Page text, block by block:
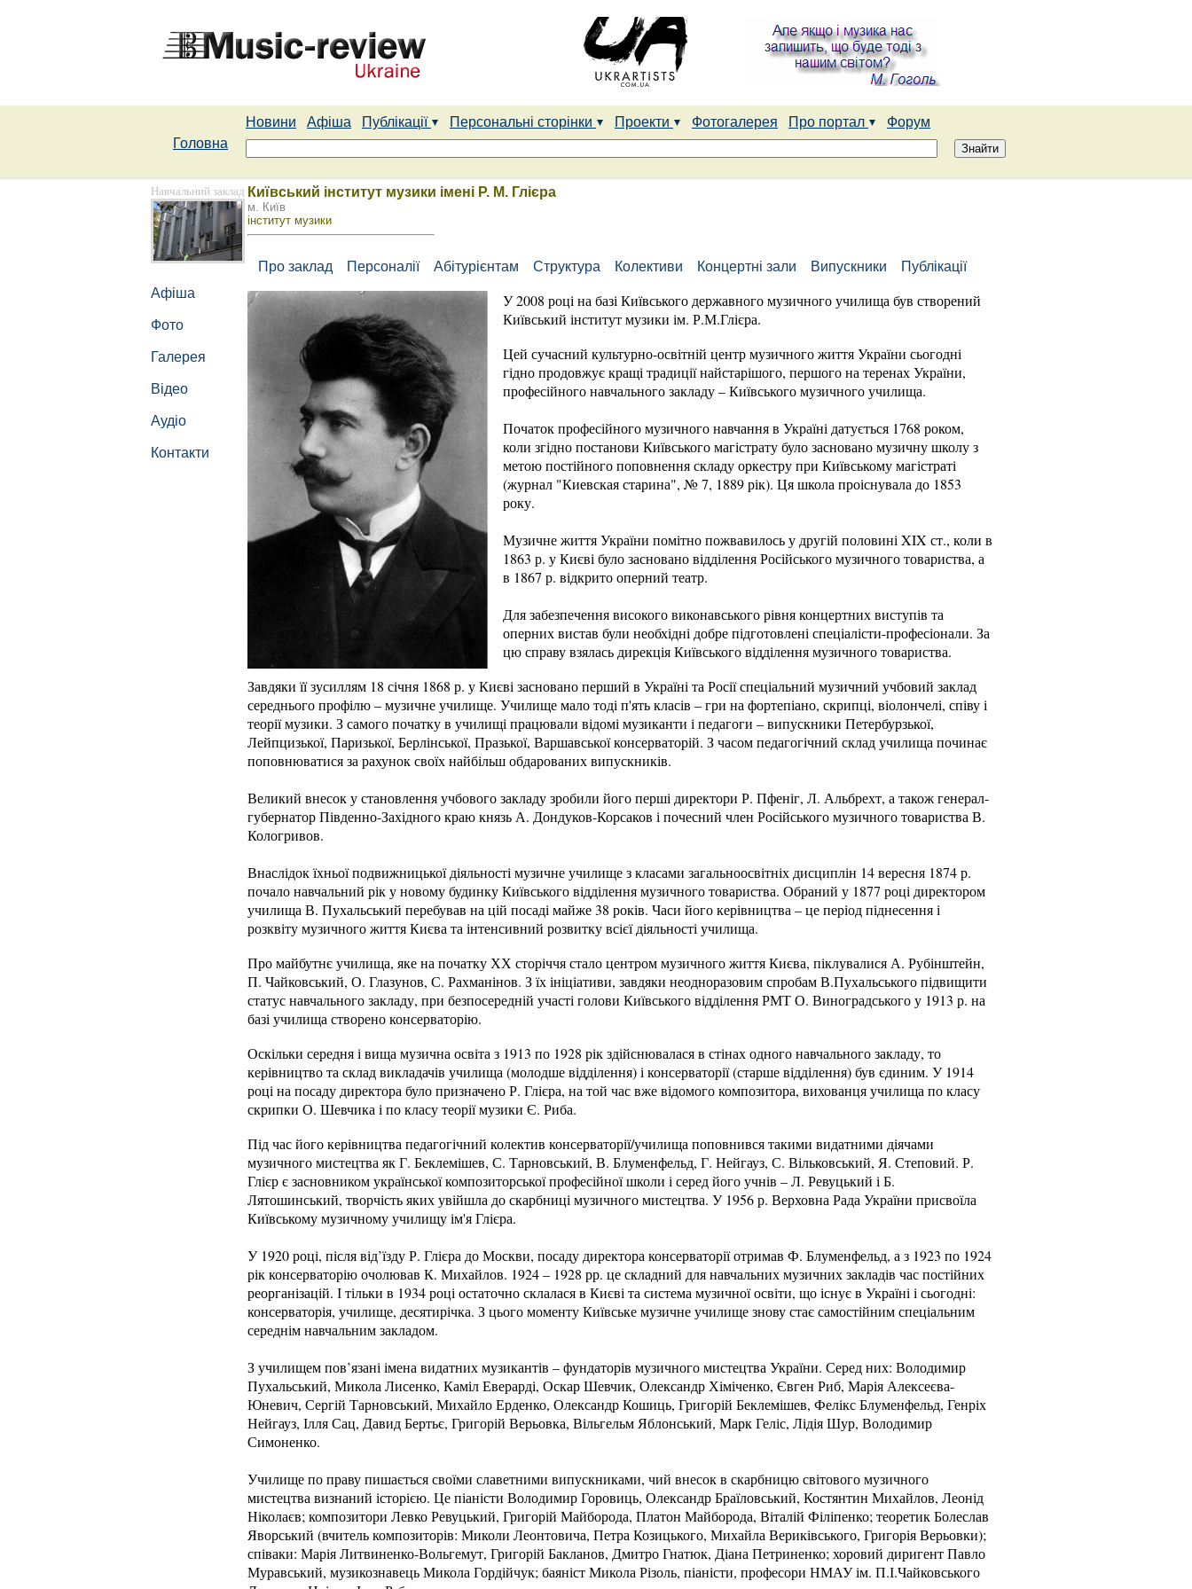
Новини Афіша Публікації Персональні сторінки Проекти Фотогалерея Про портал
Форум
Головна
Навчальний заклад
Афіша
Фото
Галерея
Відео
Аудіо
Контакти
Київський інститут музики імені Р. М. Глієра
м. Київ
інститут музики
Про заклад Персоналії Абітурієнтам Структура Колективи Концертні зали Випускники Публікації
У 2008 році на базі Київського державного музичного училища був створений
Київський інститут музики ім. Р.М.Глієра.
Цей сучасний культурно-освітній центр музичного життя України сьогодні
гідно продовжує кращі традиції найстарішого, першого на теренах України,
професійного навчального закладу – Київського музичного училища.
Початок професійного музичного навчання в Україні датується 1768 роком,
коли згідно постанови Київського магістрату було засновано музичну школу з
метою постійного поповнення складу оркестру при Київському магістраті
(журнал "Киевская старина", № 7, 1889 рік). Ця школа проіснувала до 1853
року.
Музичне життя України помітно пожвавилось у другій половині XIX ст., коли в
1863 р. у Києві було засновано відділення Російського музичного товариства, а
в 1867 р. відкрито оперний театр.
Для забезпечення високого виконавського рівня концертних виступів та
оперних вистав були необхідні добре підготовлені спеціалісти-професіонали. За
цю справу взялась дирекція Київського відділення музичного товариства.
Завдяки її зусиллям 18 січня 1868 р. у Києві засновано перший в Україні та Росії спеціальний музичний учбовий заклад
середнього профілю – музичне училище. Училище мало тоді п'ять класів – гри на фортепіано, скрипці, віолончелі, співу і
теорії музики. З самого початку в училищі працювали відомі музиканти і педагоги – випускники Петербурзької,
Лейпцизької, Паризької, Берлінської, Празької, Варшавської консерваторій. З часом педагогічний склад училища починає
поповнюватися за рахунок своїх найбільш обдарованих випускників.
Великий внесок у становлення учбового закладу зробили його перші директори Р. Пфеніг, Л. Альбрехт, а також генерал-
губернатор Південно-Західного краю князь А. Дондуков-Корсаков і почесний член Російського музичного товариства В.
Кологривов.
Внаслідок їхньої подвижницької діяльності музичне училище з класами загальноосвітніх дисциплін 14 вересня 1874 р.
почало навчальний рік у новому будинку Київського відділення музичного товариства. Обраний у 1877 році директором
училища В. Пухальський перебував на цій посаді майже 38 років. Часи його керівництва – це період піднесення і
розквіту музичного життя Києва та інтенсивний розвитку всієї діяльності училища.
Про майбутнє училища, яке на початку ХХ сторіччя стало центром музичного життя Києва, піклувалися А. Рубінштейн,
П. Чайковський, О. Глазунов, С. Рахманінов. З їх ініціативи, завдяки неодноразовим спробам В.Пухальського підвищити
статус навчального закладу, при безпосередній участі голови Київського відділення РМТ О. Виноградського у 1913 р. на
базі училища створено консерваторію.
Оскільки середня і вища музична освіта з 1913 по 1928 рік здійснювалася в стінах одного навчального закладу, то
керівництво та склад викладачів училища (молодше відділення) і консерваторії (старше відділення) був єдиним. У 1914
році на посаду директора було призначено Р. Глієра, на той час вже відомого композитора, вихованця училища по класу
скрипки О. Шевчика і по класу теорії музики Є. Риба.
Під час його керівництва педагогічний колектив консерваторії/училища поповнився такими видатними діячами
музичного мистецтва як Г. Беклемішев, С. Тарновський, В. Блуменфельд, Г. Нейгауз, С. Вільковський, Я. Степовий. Р.
Глієр є засновником української композиторської професійної школи і серед його учнів – Л. Ревуцький і Б.
Лятошинський, творчість яких увійшла до скарбниці музичного мистецтва. У 1956 р. Верховна Рада України присвоїла
Київському музичному училищу ім'я Глієра.
У 1920 році, після від’їзду Р. Глієра до Москви, посаду директора консерваторії отримав Ф. Блуменфельд, а з 1923 по 1924
рік консерваторію очолював К. Михайлов. 1924 – 1928 рр. це складний для навчальних музичних закладів час постійних
реорганізацій. І тільки в 1934 році остаточно склалася в Києві та система музичної освіти, що існує в Україні і сьогодні:
консерваторія, училище, десятирічка. З цього моменту Київське музичне училище знову стає самостійним спеціальним
середнім навчальним закладом.
З училищем пов’язані імена видатних музикантів – фундаторів музичного мистецтва України. Серед них: Володимир
Пухальський, Микола Лисенко, Каміл Еверарді, Оскар Шевчик, Олександр Хіміченко, Євген Риб, Марія Алексеєва-
Юневич, Сергій Тарновський, Михайло Ерденко, Олександр Кошиць, Григорій Беклемішев, Фелікс Блуменфельд, Генріх
Нейгауз, Ілля Сац, Давид Бертьє, Григорій Верьовка, Вільгельм Яблонський, Марк Геліс, Лідія Шур, Володимир
Симоненко.
Училище по праву пишається своїми славетними випускниками, чий внесок в скарбницю світового музичного
мистецтва визнаний історією. Це піаністи Володимир Горовиць, Олександр Браїловський, Костянтин Михайлов, Леонід
Ніколаєв; композитори Левко Ревуцький, Григорій Майборода, Платон Майборода, Віталій Філіпенко; теоретик Болеслав
Яворський (вчитель композиторів: Миколи Леонтовича, Петра Козицького, Михайла Вериківського, Григорія Верьовки);
співаки: Марія Литвиненко-Вольгемут, Григорій Бакланов, Дмитро Гнатюк, Діана Петриненко; хоровий диригент Павло
Муравський, музикознавець Микола Гордійчук; баяніст Микола Різоль, піаністи, професори НМАУ ім. П.І.Чайковського